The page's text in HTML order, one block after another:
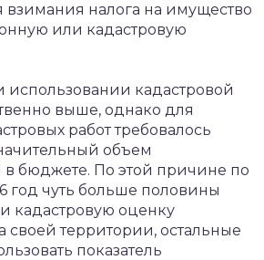
взимания налога на имущество
или кадастровую
использовании кадастровой
выше, однако для
работ требовалось
объем
бюджете. По этой причине по
год чуть больше половины
кадастровую оценку
территории, остальные
показатель